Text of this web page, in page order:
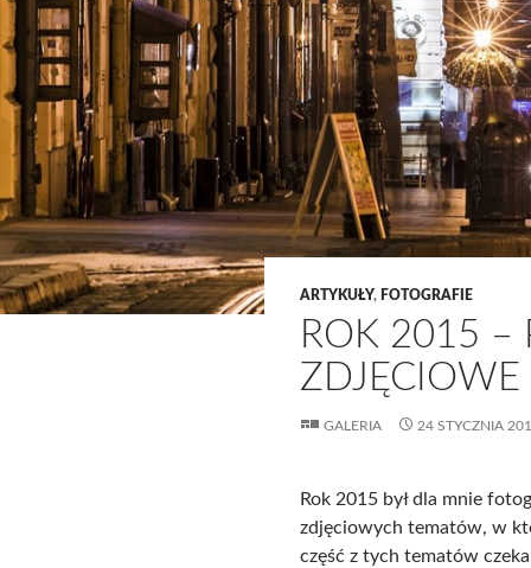
ARTYKUŁY, FOTOGRAFIE
ROK 2015 –
ZDJĘCIOWE
GALERIA 24 STYCZNIA
Rok 2015 był dla mnie
zdjęciowych tematów, w
część z tych tematów